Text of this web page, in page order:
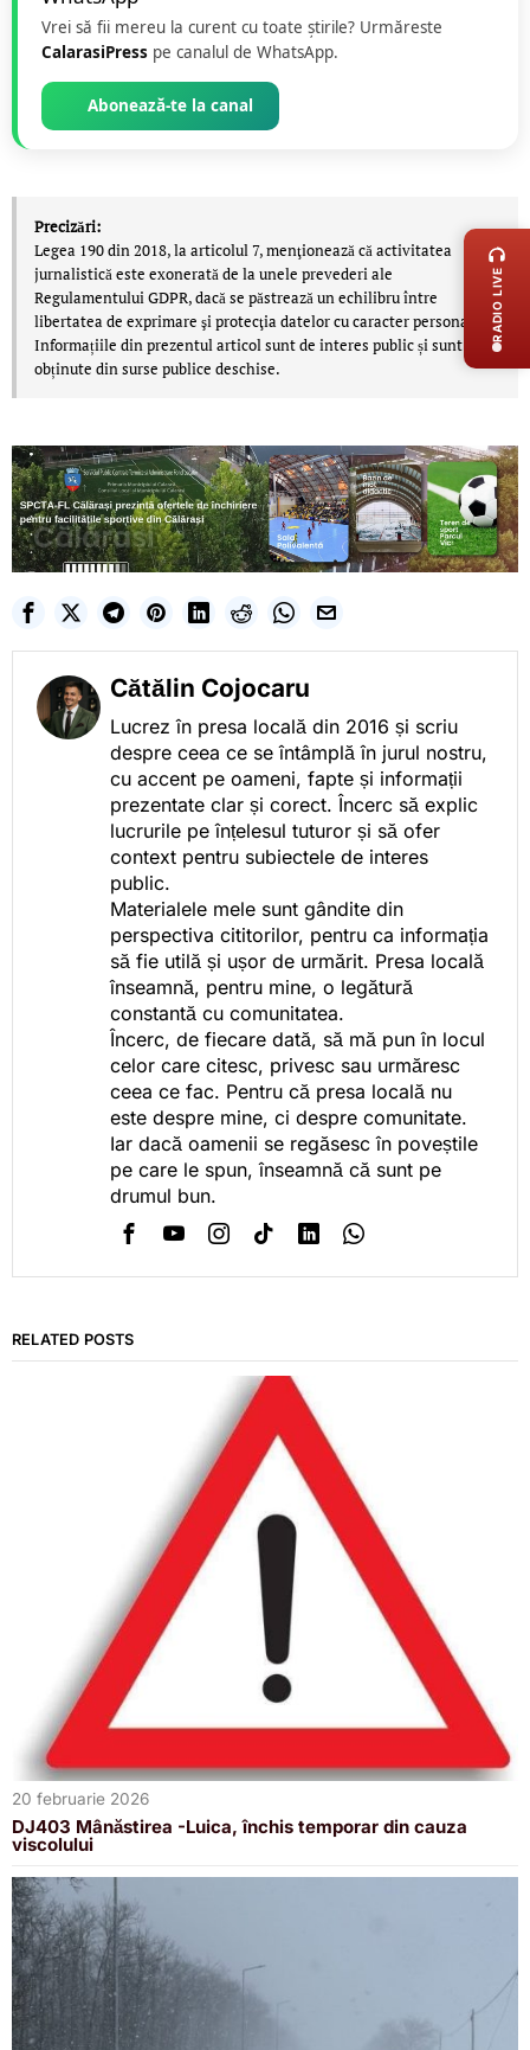
Vrei să fii mereu la curent cu toate știrile? Urmăreste
CalarasiPress pe canalul de WhatsApp.
Abonează-te la canal
Precizări:
Legea 190 din 2018, la articolul 7, menţionează că activitatea
jurnalistică este exonerată de la unele prevederi ale
Regulamentului GDPR, dacă se păstrează un echilibru între
libertatea de exprimare şi protecţia datelor cu caracter personal.
Informațiile din prezentul articol sunt de interes public și sunt
obținute din surse publice deschise.
Cătălin Cojocaru
Lucrez în presa locală din 2016 și scriu
despre ceea ce se întâmplă în jurul nostru,
cu accent pe oameni, fapte și informații
prezentate clar și corect. Încerc să explic
lucrurile pe înțelesul tuturor și să ofer
context pentru subiectele de interes
public.
Materialele mele sunt gândite din
perspectiva cititorilor, pentru ca informația
să fie utilă și ușor de urmărit. Presa locală
înseamnă, pentru mine, o legătură
constantă cu comunitatea.
Încerc, de fiecare dată, să mă pun în locul
celor care citesc, privesc sau urmăresc
ceea ce fac. Pentru că presa locală nu
este despre mine, ci despre comunitate.
Iar dacă oamenii se regăsesc în poveștile
pe care le spun, înseamnă că sunt pe
drumul bun.
RELATED POSTS
20 februarie 2026
DJ403 Mânăstirea -Luica, închis temporar din cauza
viscolului
RADIO LIVE